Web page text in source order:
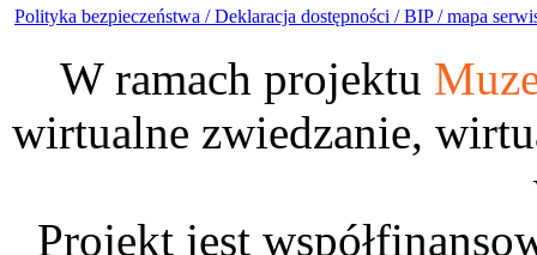
Polityka bezpieczeństwa /Deklaracja dostępności /BIP /mapa
W ramach projektu
wirtualne zwiedzanie,
Projekt jest